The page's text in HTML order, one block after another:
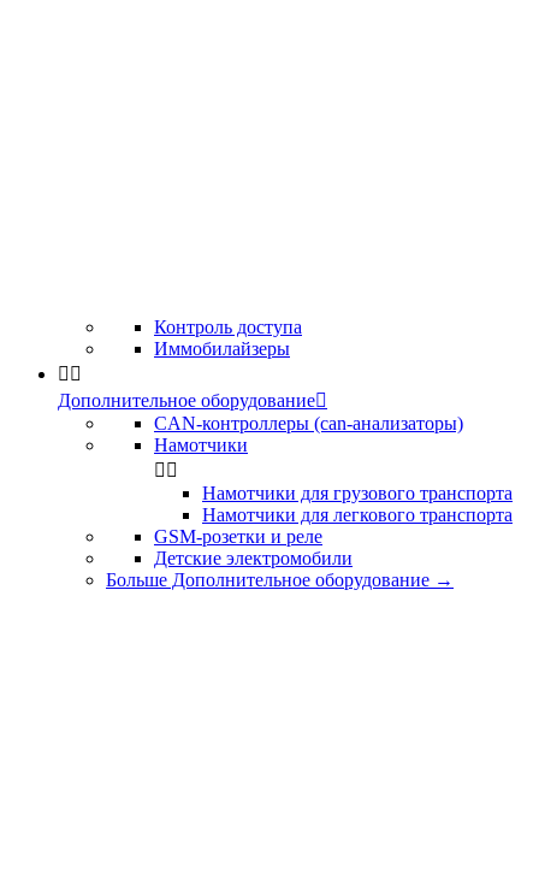
Контроль доступа
Иммобилайзеры
 
Дополнительное оборудование
CAN-контроллеры (can-анализаторы)
Намотчики
 
Намотчики для грузового транспорта
Намотчики для легкового транспорта
GSM-розетки и реле
Детские электромобили
Больше Дополнительное оборудование →